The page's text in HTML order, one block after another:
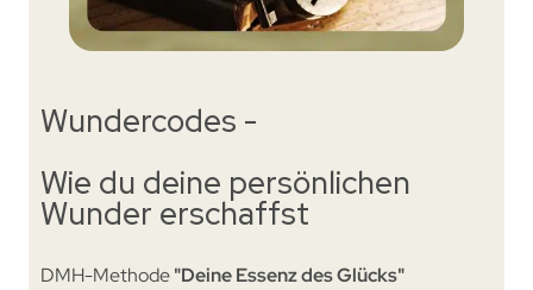
Wundercodes -
Wie du deine persönlichen
Wunder erschaffst
DMH-Methode"Deine Essenz des Glücks"